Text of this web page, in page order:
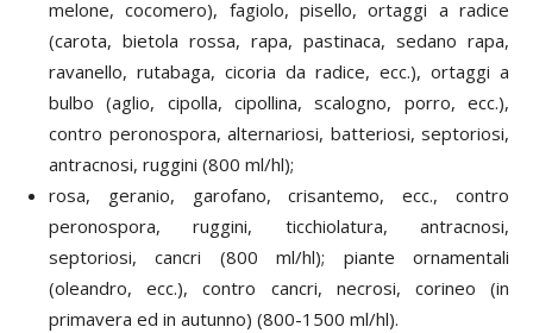
melone, cocomero), fagiolo, pisello, ortaggi a radice
(carota, bietola rossa, rapa, pastinaca, sedano rapa,
ravanello, rutabaga, cicoria da radice, ecc.), ortaggi a
bulbo (aglio, cipolla, cipollina, scalogno, porro, ecc.),
contro peronospora, alternariosi, batteriosi, septoriosi,
antracnosi, ruggini (800 ml/hl);
rosa, geranio, garofano, crisantemo, ecc., contro
peronospora, ruggini, ticchiolatura, antracnosi,
septoriosi, cancri (800 ml/hl); piante ornamentali
(oleandro, ecc.), contro cancri, necrosi, corineo (in
primavera ed in autunno) (800-1500 ml/hl).